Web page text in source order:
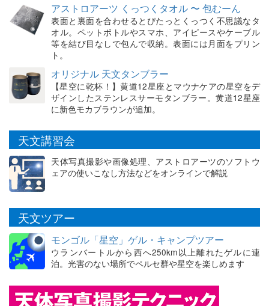
アストロアーツ くっつくタオル 〜 包むーん
表面と裏面を合わせるとぴたっとくっつく不思議なタ
オル。ペットボトルやスマホ、アイピースやケーブル
等を結び目なしで包んで収納。表面には月面をプリン
ト。
オリジナル 天文タンブラー
【星空に乾杯！】黄道12星座とマウナケアの星空をデ
ザインしたステンレスサーモタンブラー。黄道12星座
に新色モカブラウンが追加。
天文講習会
天体写真撮影や画像処理、アストロアーツのソフトウ
ェアの使いこなし方法などをオンラインで解説
天文ツアー
モンゴル「星空」ゲル・キャンプツアー
ウランバートルから西へ250km以上離れたゲルに連
泊。光害のない場所でペルセ群や星空を楽しめます